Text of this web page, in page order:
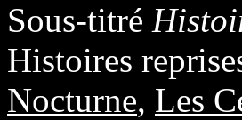
Sous-titré
Histoires
Nocturne, Les